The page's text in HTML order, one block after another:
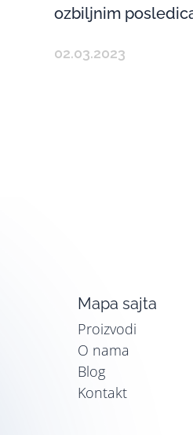
ozbiljnim
02.03.2023
Mapa sajta
Proizvodi
O nama
Blog
Kontakt